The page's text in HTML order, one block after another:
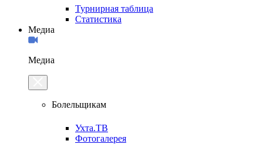
Турнирная таблица
Статистика
Медиа
Медиа
Болельщикам
Ухта.ТВ
Фотогалерея